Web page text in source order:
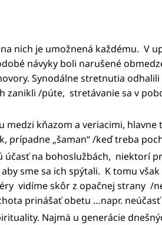
nich je umožnená každému. V
návyky boli narušené
Synodálne stretnutia
/púte, stretávanie sa v
kňazom a veriacimi,
„šaman“ /keď treba
na bohoslužbách, niektorí
sme sa ich spýtali. K tomu
vidíme skôr z opačnej strany /
prinášať obetu …napr.
Najmä u generácie